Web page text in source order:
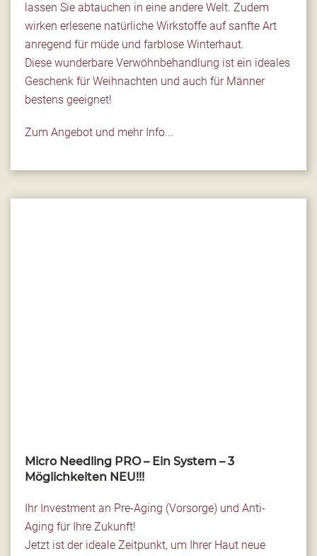
lassen Sie abtauchen in eine andere Welt. Zudem
wirken erlesene natürliche Wirkstoffe auf sanfte Art
anregend für müde und farblose Winterhaut.
Diese wunderbare Verwöhnbehandlung ist ein ideales
Geschenk für Weihnachten und auch für Männer
bestens geeignet!
Zum Angebot und mehr Info...
Micro Needling PRO – Ein System – 3
Möglichkeiten NEU!!!
Ihr Investment an Pre-Aging (Vorsorge) und Anti-
Aging für Ihre Zukunft!
Jetzt ist der ideale Zeitpunkt, um Ihrer Haut neue